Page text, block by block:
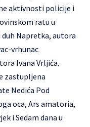
aktivnosti policije i
ratu u
duh Napretka, autora
vrhunac
Ivana Vrljića.
zastupljena
Nedića Pod
oca, Ars amatoria,
i Sedam dana u